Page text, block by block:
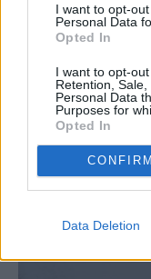
I want to opt-
Personal Data
Opted In
I want to opt-
Retention,
Personal Data
Purposes for
Opted In
CONFIRM
Data Deletion